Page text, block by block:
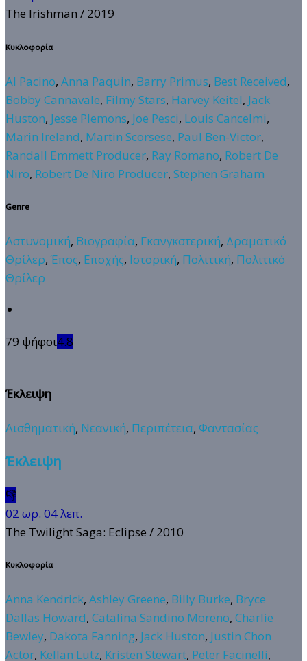
The Irishman / 2019
Κυκλοφορία
Al Pacino, Anna Paquin, Barry Primus, Best Received,
Bobby Cannavale, Filmy Stars, Harvey Keitel, Jack
Huston, Jesse Plemons, Joe Pesci, Louis Cancelmi,
Marin Ireland, Martin Scorsese, Paul Ben-Victor,
Randall Emmett Producer, Ray Romano, Robert De
Niro, Robert De Niro Producer, Stephen Graham
Genre
Αστυνομική, Βιογραφία, Γκανγκστερική, Δραματικό
Θρίλερ, Έπος, Εποχής, Ιστορική, Πολιτική, Πολιτικό
Θρίλερ
79 ψήφοι4.8
Έκλειψη
Αισθηματική, Νεανική, Περιπέτεια, Φαντασίας
Έκλειψη
👎
02 ωρ. 04 λεπ.
The Twilight Saga: Eclipse / 2010
Κυκλοφορία
Anna Kendrick, Ashley Greene, Billy Burke, Bryce
Dallas Howard, Catalina Sandino Moreno, Charlie
Bewley, Dakota Fanning, Jack Huston, Justin Chon
Actor, Kellan Lutz, Kristen Stewart, Peter Facinelli,